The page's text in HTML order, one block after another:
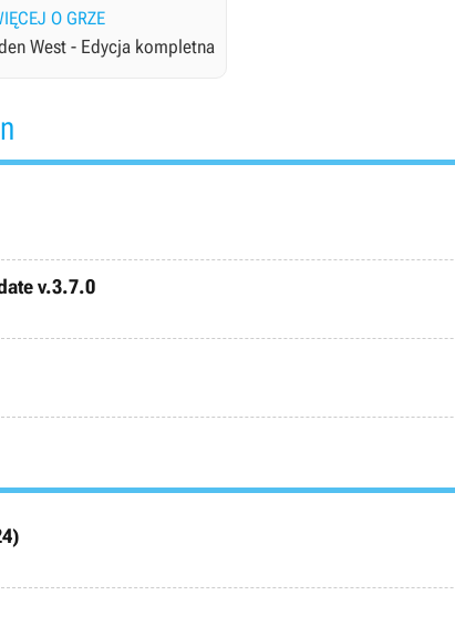
O GRZE
West - Edycja kompletna
v.3.7.0